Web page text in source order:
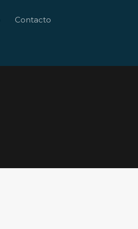
Contacto